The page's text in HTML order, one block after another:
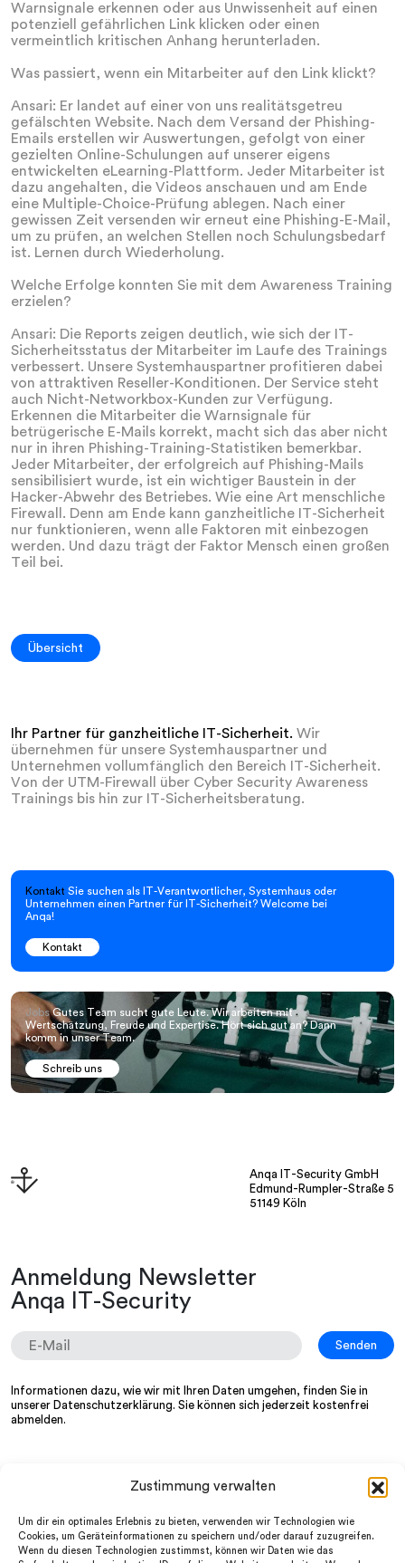
Zustimmung verwalten
Um dir ein optimales Erlebnis zu bieten, verwenden wir Technologien wie
Cookies, um Geräteinformationen zu speichern und/oder darauf zuzugreifen.
Wenn du diesen Technologien zustimmst, können wir Daten wie das
Warnsignale erkennen oder aus Unwissenheit auf einen
potenziell gefährlichen Link klicken oder einen
vermeintlich kritischen Anhang herunterladen.
Was passiert, wenn ein Mitarbeiter auf den Link klickt?
Ansari: Er landet auf einer von uns realitätsgetreu
gefälschten Website. Nach dem Versand der Phishing-
Emails erstellen wir Auswertungen, gefolgt von einer
gezielten Online-Schulungen auf unserer eigens
entwickelten eLearning-Plattform. Jeder Mitarbeiter ist
dazu angehalten, die Videos anschauen und am Ende
eine Multiple-Choice-Prüfung ablegen. Nach einer
gewissen Zeit versenden wir erneut eine Phishing-E-Mail,
um zu prüfen, an welchen Stellen noch Schulungsbedarf
ist. Lernen durch Wiederholung.
Welche Erfolge konnten Sie mit dem Awareness Training
erzielen?
Ansari: Die Reports zeigen deutlich, wie sich der IT-
Sicherheitsstatus der Mitarbeiter im Laufe des Trainings
verbessert. Unsere Systemhauspartner profitieren dabei
von attraktiven Reseller-Konditionen. Der Service steht
auch Nicht-Networkbox-Kunden zur Verfügung.
Erkennen die Mitarbeiter die Warnsignale für
betrügerische E-Mails korrekt, macht sich das aber nicht
nur in ihren Phishing-Training-Statistiken bemerkbar.
Jeder Mitarbeiter, der erfolgreich auf Phishing-Mails
sensibilisiert wurde, ist ein wichtiger Baustein in der
Hacker-Abwehr des Betriebes. Wie eine Art menschliche
Firewall. Denn am Ende kann ganzheitliche IT-Sicherheit
nur funktionieren, wenn alle Faktoren mit einbezogen
werden. Und dazu trägt der Faktor Mensch einen großen
Teil bei.
Übersicht
Ihr Partner für ganzheitliche IT-Sicherheit. Wir
übernehmen für unsere Systemhauspartner und
Unternehmen vollumfänglich den Bereich IT-Sicherheit.
Von der UTM-Firewall über Cyber Security Awareness
Trainings bis hin zur IT-Sicherheitsberatung.
Kontakt
Kontakt Sie suchen als IT-Verantwortlicher, Systemhaus oder
Unternehmen einen Partner für IT-Sicherheit? Welcome bei
Anqa!
Schreib uns
JobsGutes Team sucht gute Leute. Wir arbeiten mit
Wertschätzung, Freude und Expertise. Hört sich gut an? Dann
komm in unser Team.
LinkedIn
facebook
Datenschutz
Partner
News
FAQ
Anqa IT-Security GmbH
Edmund-Rumpler-Straße 5
51149 Köln
Anmeldung Newsletter
Anqa IT-Security
Informationen dazu, wie wir mit Ihren Daten umgehen, finden Sie in
unserer Datenschutzerklärung. Sie können sich jederzeit kostenfrei
abmelden.